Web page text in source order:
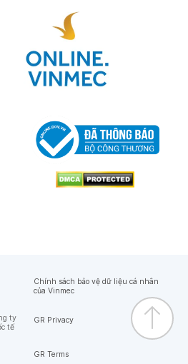
ty
tế
Chính sách bảo vệ dữ liệu cá nhân
của Vinmec
GR Privacy
GR Terms